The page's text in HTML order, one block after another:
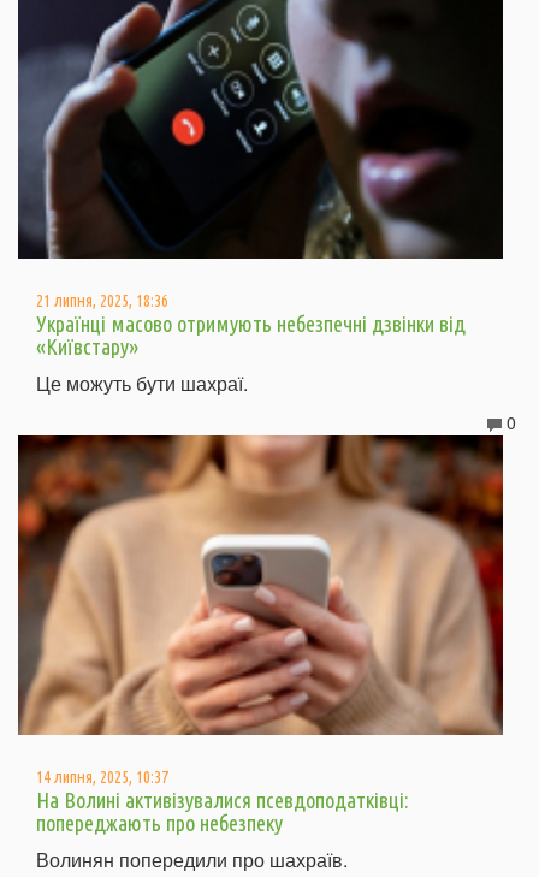
21 липня, 2025, 18:36
Українці масово отримують небезпечні дзвінки від
«Київстару»
Це можуть бути шахраї.
0
14 липня, 2025, 10:37
На Волині активізувалися псевдоподатківці:
попереджають про небезпеку
Волинян попередили про шахраїв.